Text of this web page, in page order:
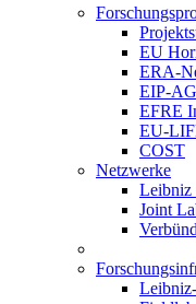
EU
ERA-
EIP-
EFRE
EU-
COST
Netzwerke
Leibniz
Joint